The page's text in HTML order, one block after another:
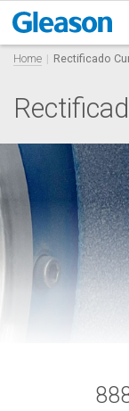
Home Rectificado